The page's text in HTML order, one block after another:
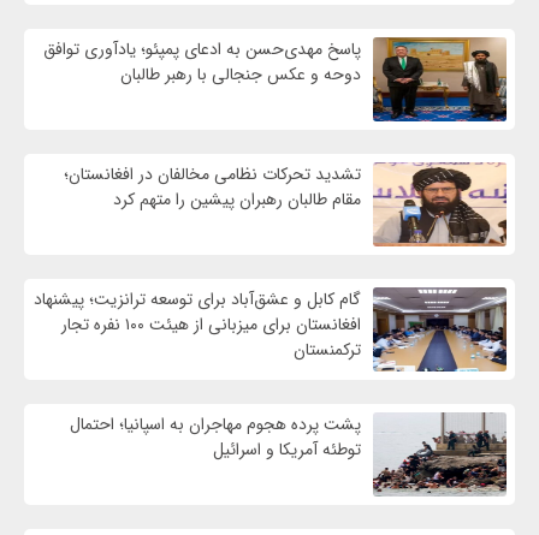
پاسخ مهدی‌حسن به ادعای پمپئو؛ یادآوری توافق
دوحه و عکس جنجالی با رهبر طالبان
تشدید تحرکات نظامی مخالفان در افغانستان؛
مقام طالبان رهبران پیشین را متهم کرد
گام کابل و عشق‌آباد برای توسعه ترانزیت؛ پیشنهاد
افغانستان برای میزبانی از هیئت ۱۰۰ نفره تجار
ترکمنستان
پشت پرده هجوم مهاجران به اسپانیا؛ احتمال
توطئه آمریکا و اسرائیل